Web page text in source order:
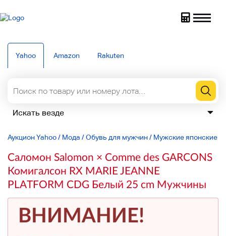
Yahoo Amazon Rakuten
Аукцион Yahoo/ Мода /Обувь для мужчин/ Мужские японские
Саломон Salomon × Comme des GARCONS
Комигалсон RX MARIE JEANNE
PLATFORM CDG Белый 25 cm Мужчины
ВНИМАНИЕ!